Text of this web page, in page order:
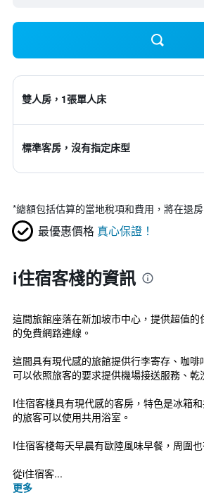
雙人房，1張單人床
標準客房，沒有指定床型
*總額包括估算的當地稅項和費用，將在退房
最優惠價格 真心保證！
i住宿客棧的資訊
這間旅館座落在新加坡市中心，提供超值
的免費網路連線。
這間具有現代感的旅館提供行李寄存、咖啡
可以依照旅客的要求提供機場接送服務、乾
I住宿客棧具有現代感的客房，特色是冰箱
的旅客可以使用共用浴室。
I住宿客棧每天早晨有歐陸風味早餐，周圍也
從i住宿客...
更多